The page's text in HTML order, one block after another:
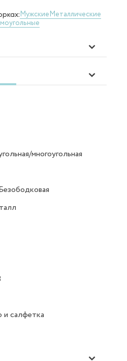
МужскиеМеталлические
многоугольная
салфетка